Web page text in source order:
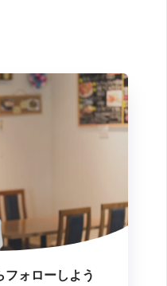
フォローしよう